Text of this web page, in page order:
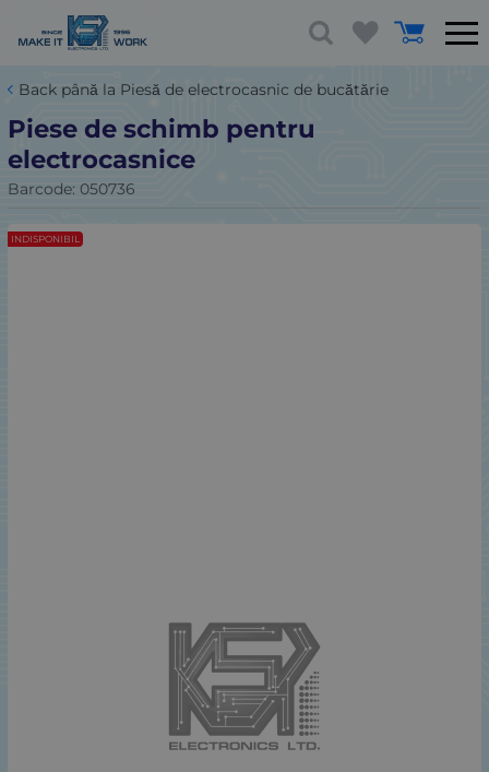
Back până la Piesă de electrocasnic de bucătărie
Piese de schimb pentru
electrocasnice
Barcode: 050736
INDISPONIBIL